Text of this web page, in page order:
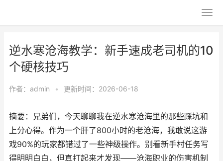
逆水寒沧海教学：新手速成老司机的10
个硬核技巧
作者： admin • 更新时间：2026-06-18
摘要：兄弟们，今天聊聊我在逆水寒沧海里的那些踩坑和
上分心得。作为一个肝了800小时的老沧海，我敢说这游
戏90%的玩家都错过了一些神级操作。别看新手村任务写
得明明白白，但真打起来才发现——沧海职业的伤害机制